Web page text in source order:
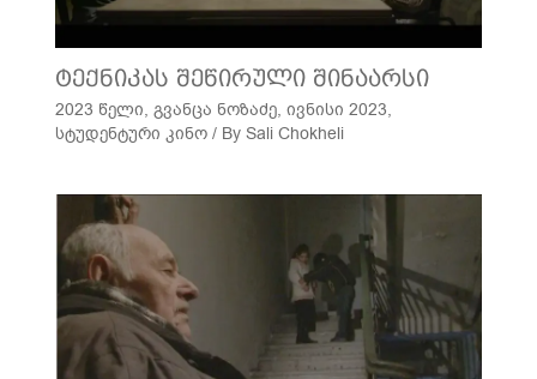
ტექნიკას შეწირული შინაარსი
2023 წელი, გვანცა ნოზაძე, ივნისი 2023,
სტუდენტური კინო/ By Sali Chokheli